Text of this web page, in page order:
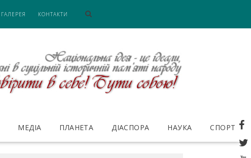
ГАЛЕРЕЯ КОНТАКТИ
МЕДІА ПЛАНЕТА ДІАСПОРА НАУКА СПОРТ